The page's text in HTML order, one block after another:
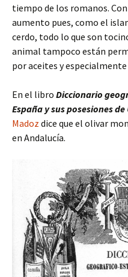
tiempo de los romanos.
aumento pues, como el
cerdo, todo lo que son
animal tampoco están
por aceites y
En el libro Diccionario
España y sus posesiones
Madoz dice que el olivar
en Andalucía.